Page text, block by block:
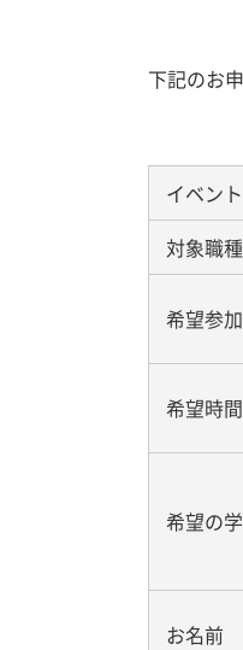
下記のお
イベン
対象職種
希望参
希望時間
希望の
お名前